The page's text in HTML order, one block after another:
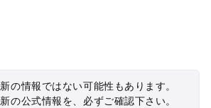
の情報ではない可能性もあります。
の公式情報を、必ずご確認下さい。